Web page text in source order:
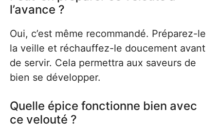
l’avance ?
Oui, c’est même recommandé. Préparez-le
la veille et réchauffez-le doucement avant
de servir. Cela permettra aux saveurs de
bien se développer.
Quelle épice fonctionne bien avec
ce velouté ?